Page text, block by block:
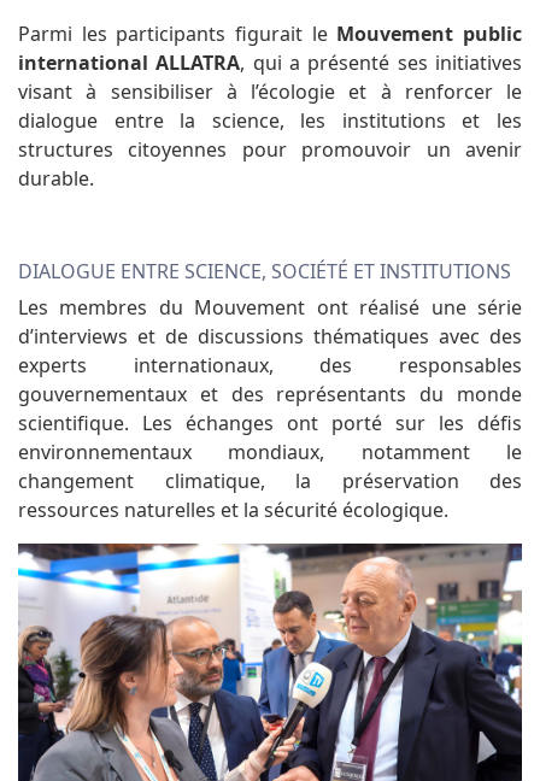
Parmi les participants figurait le Mouvement public
international ALLATRA, qui a présenté ses initiatives
visant à sensibiliser à l’écologie et à renforcer le
dialogue entre la science, les institutions et les
structures citoyennes pour promouvoir un avenir
durable.
DIALOGUE ENTRE SCIENCE, SOCIÉTÉ ET INSTITUTIONS
Les membres du Mouvement ont réalisé une série
d’interviews et de discussions thématiques avec des
experts internationaux, des responsables
gouvernementaux et des représentants du monde
scientifique. Les échanges ont porté sur les défis
environnementaux mondiaux, notamment le
changement climatique, la préservation des
ressources naturelles et la sécurité écologique.